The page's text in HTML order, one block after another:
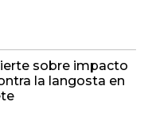
sobre impacto
la langosta en